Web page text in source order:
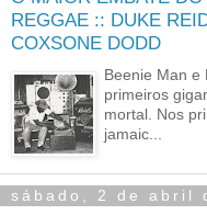
REGGAE :: DUKE
COXSONE DODD
Beenie Man e
primeiros
mortal. Nos
jamaic...
sábado, 2 de abril